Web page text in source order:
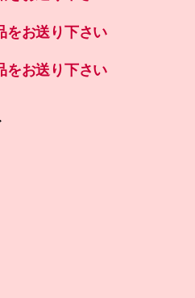
をお送り下さい
をお送り下さい